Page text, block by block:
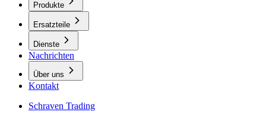
Produkte
Ersatzteile
Dienste
Nachrichten
Über uns
Kontakt
Schraven Trading